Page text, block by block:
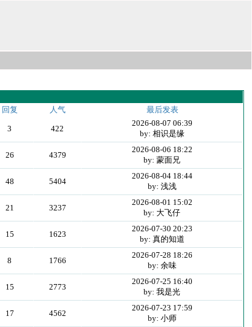
回复 人气 最后发表
3 422
2026-08-07 06:39
by: 相识是缘
26 4379
2026-08-06 18:22
by: 蒙面兄
48 5404
2026-08-04 18:44
by: 浅浅
21 3237
2026-08-01 15:02
by: 大飞仔
15 1623
2026-07-30 20:23
by: 真的知道
8 1766
2026-07-28 18:26
by: 余味
15 2773
2026-07-25 16:40
by: 我是光
17 4562
2026-07-23 17:59
by: 小师